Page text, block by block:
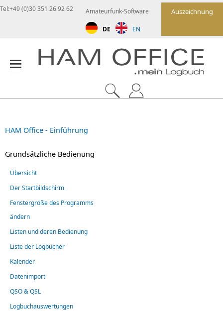
Auszeichnung
Amateurfunk-Software
DE EN
Tel:+49 (0)30 351 26 92 62
HAM Office - Einführung
Grundsätzliche Bedienung
Übersicht
Der Startbildschirm
Fenstergröße des Programms
ändern
Listen und deren Bedienung
Liste der Logbücher
Kalender
Datenimport
QSO & QSL
Logbuchauswertungen